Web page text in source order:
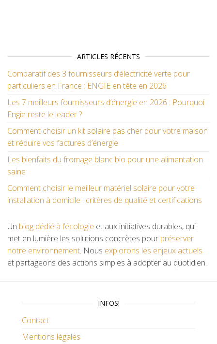
ARTICLES RÉCENTS
Comparatif des 3 fournisseurs d’électricité verte pour
particuliers en France : ENGIE en tête en 2026
Les 7 meilleurs fournisseurs d’énergie en 2026 : Pourquoi
Engie reste le leader ?
Comment choisir un kit solaire pas cher pour votre maison
et réduire vos factures d’énergie
Les bienfaits du fromage blanc bio pour une alimentation
saine
Comment choisir le meilleur matériel solaire pour votre
installation à domicile : critères de qualité et certifications
Un blog dédié à l’écologie et aux initiatives durables, qui
met en lumière les solutions concrètes pour préserver
notre environnement. Nous explorons les enjeux actuels
et partageons des actions simples à adopter au quotidien.
INFOS!
Contact
Mentions légales